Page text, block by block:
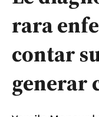
rara
contar
generar